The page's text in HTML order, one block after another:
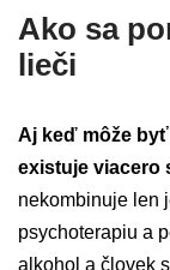
Ako sa
lieči
Aj keď môže
existuje viacero
nekombinuje len
psychoterapiu a
alkohol a človek